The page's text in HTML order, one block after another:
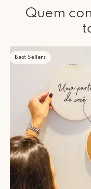
Quem
Best Sellers